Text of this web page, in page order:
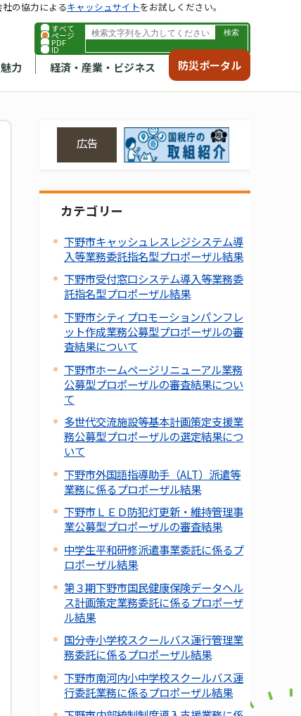
すべて
ページ
PDF
ID
力 経済・産業・ビジネス 防災ポータル
の協力によるキャッシュサイトをお試しください。
広告
カテゴリー
下野市キャッシュレスレジシステム導
入等業務委託指名型プロポーザル結果
下野市受付窓口システム導入等業務委
託指名型プロポーザル結果
下野市シティプロモーションパンフレ
ット作成業務公募型プロポーザルの審
査結果について
下野市ホームページリニューアル業務
公募型プロポーザルの審査結果につい
て
多世代交流施設等基本計画策定支援業
務公募型プロポーザルの選定結果につ
いて
下野市外国語指導助手（ALT）派遣等
業務に係るプロポーザル結果
下野市ＬＥＤ防犯灯更新・維持管理事
業公募型プロポーザルの審査結果
中学生平和研修派遣事業委託に係るプ
ロポーザル結果
第３期下野市国民健康保険データヘル
ス計画策定業務委託に係るプロポーザ
ル結果
国分寺小学校スクールバス運行管理業
務委託に係るプロポーザル結果
下野市南河内小中学校スクールバス運
行委託業務に係るプロポーザル結果